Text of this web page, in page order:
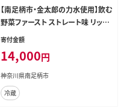
【南足柄市・金太郎の力水使用】飲む
野菜ファースト ストレート味 リッチ
テイスト×6本入
寄付金額
14,000円
神奈川県南足柄市
冷蔵